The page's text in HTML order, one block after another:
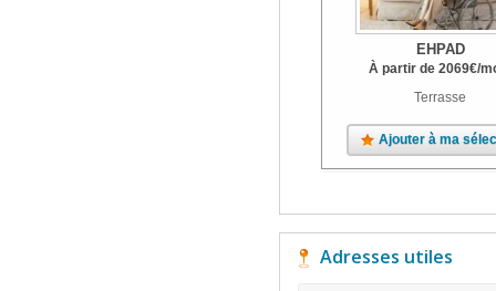
EHPAD
À partir de 2069€/
Terrasse
Ajouter à ma
Adresses utiles